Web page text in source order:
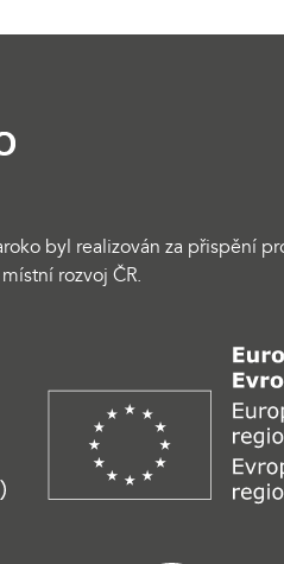
byl realizován za přispění
rozvoj ČR.